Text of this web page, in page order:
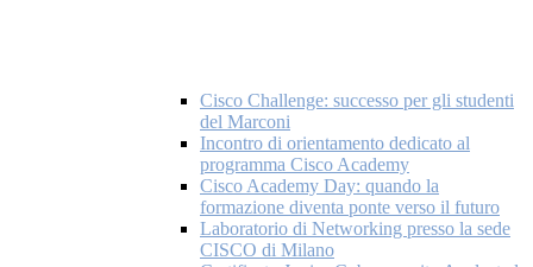
Cisco Challenge: successo per gli studenti
del Marconi
Incontro di orientamento dedicato al
programma Cisco Academy
Cisco Academy Day: quando la
formazione diventa ponte verso il futuro
Laboratorio di Networking presso la sede
CISCO di Milano